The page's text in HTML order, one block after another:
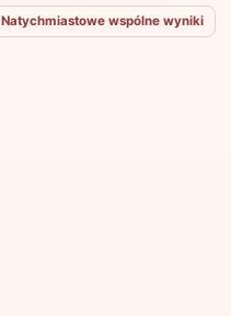
Natychmiastowe wspólne wyniki